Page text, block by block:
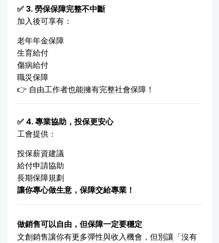
✅ 3. 勞保保障完整不中斷
加入後可享有：
老年年金保障
生育給付
傷病給付
職災保障
👉 自由工作者也能擁有完整社會保障！
✅ 4. 專業協助，投保更安心
工會提供：
投保薪資建議
給付申請協助
長期保障規劃
讓你專心做生意，保障交給專業！
做銷售可以自由，但保障一定要穩定
文創銷售讓你有更多彈性與收入機會，但別讓「沒有